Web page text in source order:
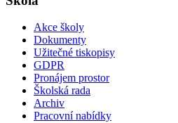
Akce školy
Dokumenty
Užitečné tiskopisy
GDPR
Pronájem prostor
Školská rada
Archiv
Pracovní nabídky